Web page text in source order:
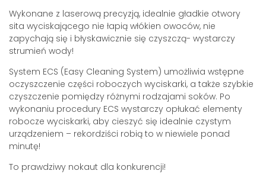
Wykonane z laserową precyzją, idealnie gładkie otwory
sita wyciskającego nie łapią włókien owoców, nie
zapychają się i błyskawicznie się czyszczą- wystarczy
strumień wody!
System ECS (Easy Cleaning System) umożliwia wstępne
oczyszczenie części roboczych wyciskarki, a także szybkie
czyszczenie pomiędzy różnymi rodzajami soków. Po
wykonaniu procedury ECS wystarczy opłukać elementy
robocze wyciskarki, aby cieszyć się idealnie czystym
urządzeniem – rekordziści robią to w niewiele ponad
minutę!
To prawdziwy nokaut dla konkurencji!